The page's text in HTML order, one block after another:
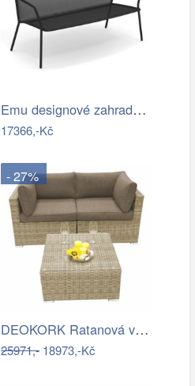
Emu designové zahradní sedačky Darwin…
17366,-Kč
- 27%
DEOKORK Ratanová variabilní sestava…
25971,-18973,-Kč